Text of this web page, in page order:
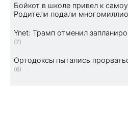
Бойкот в школе привел к
Родители подали
Ynet: Трамп отменил
(7)
Ортодоксы пытались
(6)